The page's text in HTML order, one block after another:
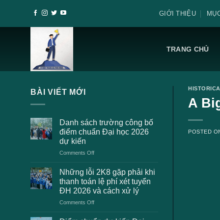
GIỚI THIỆU
TRANG CHỦ
BÀI VIẾT MỚI
Danh sách trường công bố
điểm chuẩn Đại học 2026
dự kiến
Comments Offon
sách
trường
công
bố
điểm
Đại
Những lỗi 2K8 gặp phải khi
thanh toán lệ phí xét tuyển
ĐH 2026 và cách xử lý
Comments Offon
lỗi
A
POSTED